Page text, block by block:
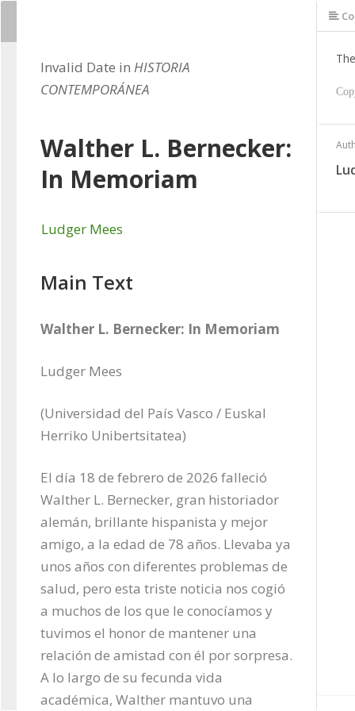
Invalid Date in HISTORIA
CONTEMPORÁNEA
Walther L. Bernecker:
In Memoriam
Ludger Mees
Main Text
Walther L. Bernecker: In Memoriam
Ludger Mees
(Universidad del País Vasco / Euskal
Herriko Unibertsitatea)
El día 18 de febrero de 2026 falleció
Walther L. Bernecker, gran historiador
alemán, brillante hispanista y mejor
amigo, a la edad de 78 años. Llevaba ya
unos años con diferentes problemas de
salud, pero esta triste noticia nos cogió
a muchos de los que le conocíamos y
tuvimos el honor de mantener una
relación de amistad con él por sorpresa.
A lo largo de su fecunda vida
académica, Walther mantuvo una